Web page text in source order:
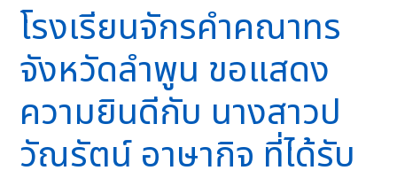
โรงเรียนจักรคำคณาทร
จังหวัดลำพูน ขอแสดง
ความยินดีกับ นางสาวป
วัณรัตน์ อาษากิจ ที่ได้รับ